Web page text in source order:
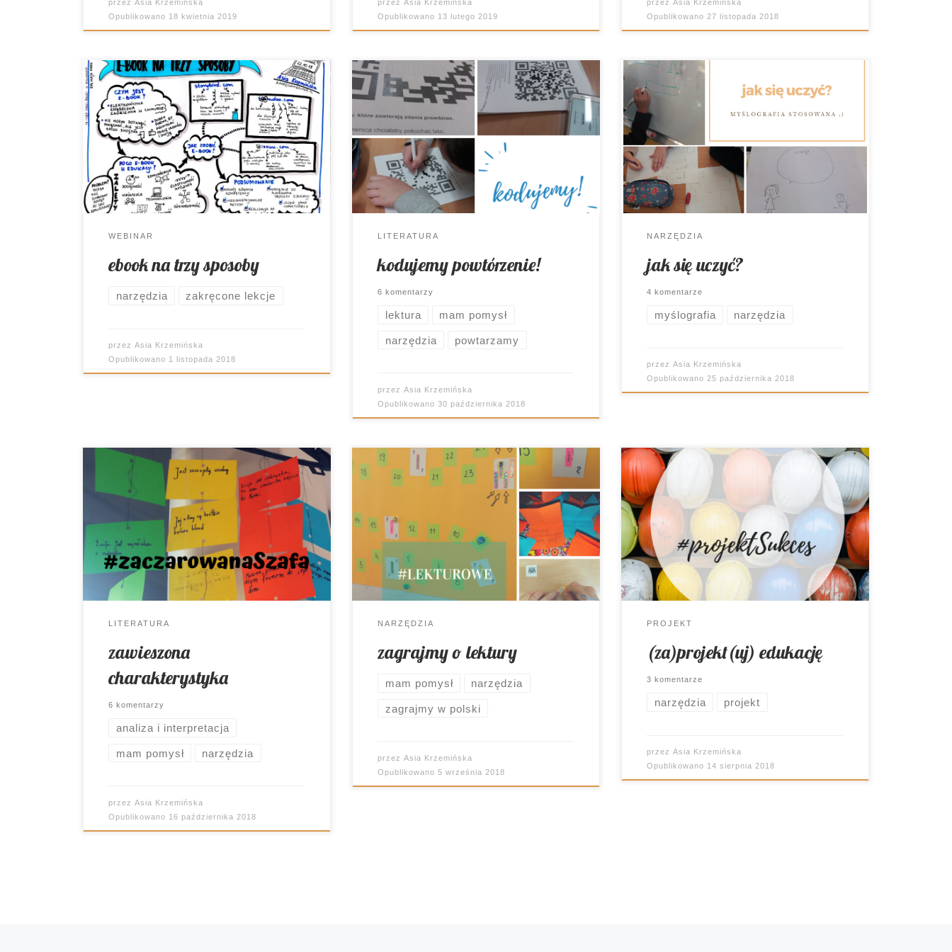
przezAsia Krzemińska
Opublikowano 18 kwietnia 2019
przezAsia Krzemińska
Opublikowano 13 lutego 2019
przezAsia Krzemińska
Opublikowano 27 listopada 2018
“Mentorowe inspiracje”, czyli
comiesięczne webinary, realizowane
dzięki programowi <aktywna tablica>, to
dla mnie nieustające wyzwanie. Ale i
radość z tego, że mogę Was (choć
internetowo) spotkać “na żywo” 🙂
WEBINAR
ebook na trzy sposoby
narzędzia zakręcone lekcje
przezAsia Krzemińska
Opublikowano 1 listopada 2018
Kody QR. Od dawna miałam wielką
ochotę je wykorzystać, ale brakowało mi
śmiałości 😉 Aż do teraz. I wiecie, co?
Warto było!
LITERATURA
kodujemy powtórzenie!
6 komentarzy
lektura mam pomysł
narzędzia powtarzamy
przezAsia Krzemińska
Opublikowano30 października 2018
Cuda i dziwi mają miejsce w szkołach.
Innowacje i projekty są niemal na
porządku dziennym. I dobrze! Tylko czy
oznacza to, że młodzi ludzie opanowali
już tajemną sztukę i wiedzą, jak się
uczyć?
NARZĘDZIA
jak się uczyć?
4 komentarze
myślografia narzędzia
przezAsia Krzemińska
Opublikowano 25 października 2018
“Opowieści z Narnii. Lew, czarownica i
stara szafa”- doskonała okazja do
wypróbowania nowego pomysłu. Z
czym kojarzy się bowiem ta książka? Z
zabawą w chowanego? Owszem. A
gdzie chowały się dzieci? Oczywiście w
szafie. Zatem rekwizyty w realizacji tego
LITERATURA
zawieszona
charakterystyka
6 komentarzy
analiza i interpretacja
mam pomysł narzędzia
przezAsia Krzemińska
Opublikowano 16 października 2018
Upiec dwie pieczenie na jednym ogniu,
oto jaki był cel pierwszej w tym roku gry,
którą rozegrała #PotwornieFajnaKlasa 😉
NARZĘDZIA
zagrajmy o lektury
mam pomysł narzędzia
zagrajmy w polski
przezAsia Krzemińska
Opublikowano5 września 2018
Praca metodą projektu. Tyle się o niej
mówi, a mam wrażenie, że wciąż nie
przez wszystkich jest doceniania. Czy
słusznie?
PROJEKT
(za)projekt(uj) edukację
3 komentarze
narzędzia projekt
przezAsia Krzemińska
Opublikowano 14 sierpnia 2018